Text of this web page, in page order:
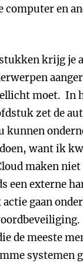
computer en
krijg je
moet. In
zet de
kunnen
want ik
maken
een externe
gaan
de meeste
systemen